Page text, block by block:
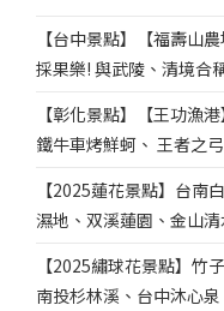
【台中景點】【福壽山
採果樂! 與武陵、清境合
【彰化景點】【王功漁
鐵牛車烤鮮蚵、 王者之
【2025蓮花景點】台南
濕地、双溪蓮園、金山
【2025繡球花景點】竹
南投杉林溪、台中沐心